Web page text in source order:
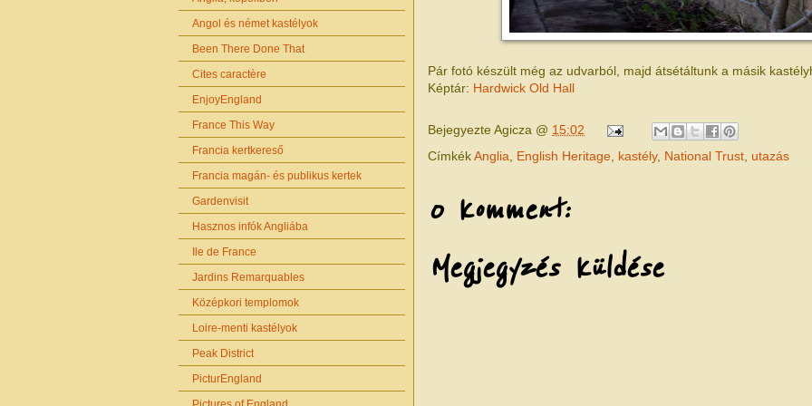
Pár fotó készült még az udvarból, majd átsétáltunk a másik
Képtár: Hardwick Old Hall
BejegyezteAgicza @ 15:02
CímkékAnglia English Heritage kastély, National Trust utazás
0 komment:
Megjegyzés küldése
Angol és német kastélyok
Been There Done That
Cites caractère
EnjoyEngland
France This Way
Francia kertkereső
Francia magán- és publikus kertek
Gardenvisit
Hasznos infók Angliába
Ile de France
Jardins Remarquables
Középkori templomok
Loire-menti kastélyok
Peak District
PicturEngland